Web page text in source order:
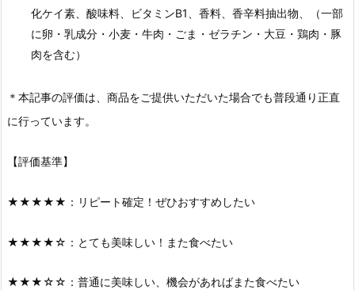
化ケイ素、酸味料、ビタミンB1、香料、香辛料抽出物、（一部
に卵・乳成分・小麦・牛肉・ごま・ゼラチン・大豆・鶏肉・豚
肉を含む）
＊本記事の評価は、商品をご提供いただいた場合でも普段通り正直
に行っています。
【評価基準】
★★★★★：リピート確定！ぜひおすすめしたい
★★★★☆：とても美味しい！また食べたい
★★★☆☆：普通に美味しい、機会があればまた食べたい